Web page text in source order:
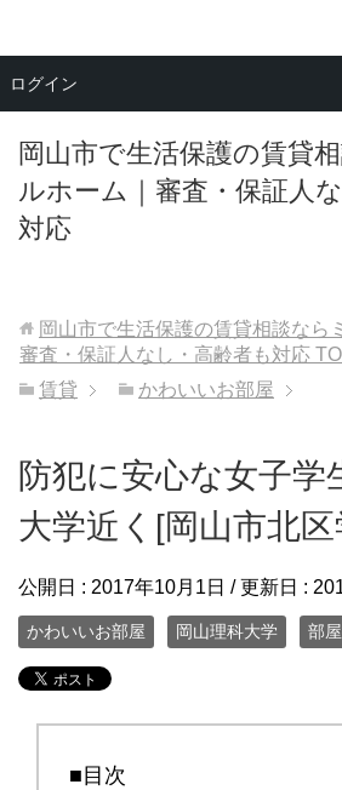
岡山市で生活保護の賃貸
ルホーム｜審査・保証人
対応
メニュー
岡山市で生活保護の賃貸相談なら
審査・保証人なし・高齢者も対応
賃貸
かわいいお部屋
防犯に安心な女子学
大学近く[岡山市北
公開日 : 2017年10月1日 / 更新日 :
かわいいお部屋 岡山理科大学 部
■目次
ログイン